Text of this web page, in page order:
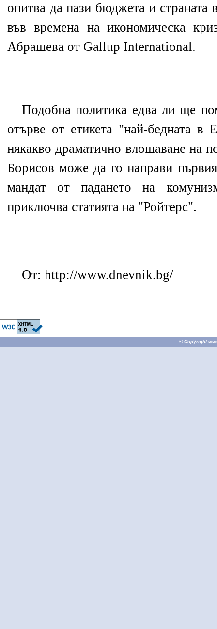
опитва да пази бюджета и страната
във времена на икономическа
Абрашева от Gallup International.
Подобна политика едва ли ще
отърве от етикета "най-бедната
някакво драматично влошаване на
Борисов може да го направи
мандат от падането на
приключва статията на "Ройтерс".
От: http://www.dnevnik.bg/
© Copyright